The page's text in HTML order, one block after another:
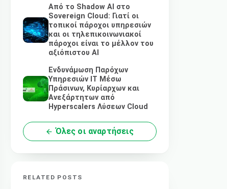
Από το Shadow AI στο
Sovereign Cloud: Γιατί οι
τοπικοί πάροχοι υπηρεσιών
και οι τηλεπικοινωνιακοί
πάροχοι είναι το μέλλον του
αξιόπιστου AI
Ενδυνάμωση Παρόχων
Υπηρεσιών IT Μέσω
Πράσινων, Κυρίαρχων και
Ανεξάρτητων από
Hyperscalers Λύσεων Cloud
Όλες οι αναρτήσεις
RELATED POSTS